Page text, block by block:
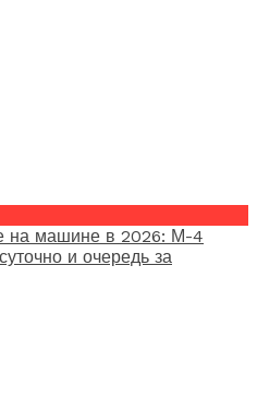
на машине в 2026: М-4
и очередь за